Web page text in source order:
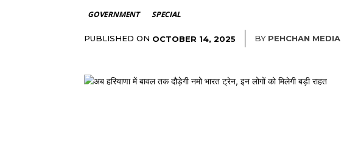
GOVERNMENT SPECIAL
PUBLISHED ON OCTOBER 14, 2025 BY PEHCHAN MEDIA